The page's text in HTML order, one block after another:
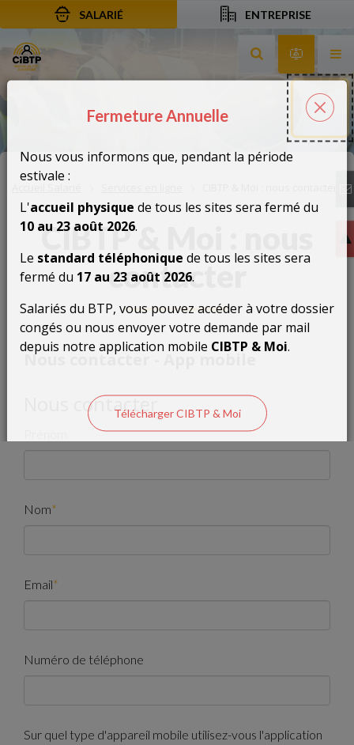
Aller au contenu
Aller à la recherche
Aller à la navigation
SALARIÉ ENTREPRISE
Rechercher sur
CIBTP & Moi : nous
contacter
Nous contacter - App mobile
Nous contacter
Nom*
Email*
Numéro de téléphone
Sur quel type d'appareil mobile utilisez-vous l'application
Fermeture Annuelle
Nous vous informons que, pendant la période
estivale :
L'accueil physique de tous les sites sera fermé du
10 au 23 août 2026.
Le standard téléphonique de tous les sites sera
fermé du 17 au 23 août 2026.
Salariés du BTP, vous pouvez accéder à votre dossier
congés ou nous envoyer votre demande par mail
depuis notre application mobile CIBTP & Moi.
Télécharger CIBTP & Moi